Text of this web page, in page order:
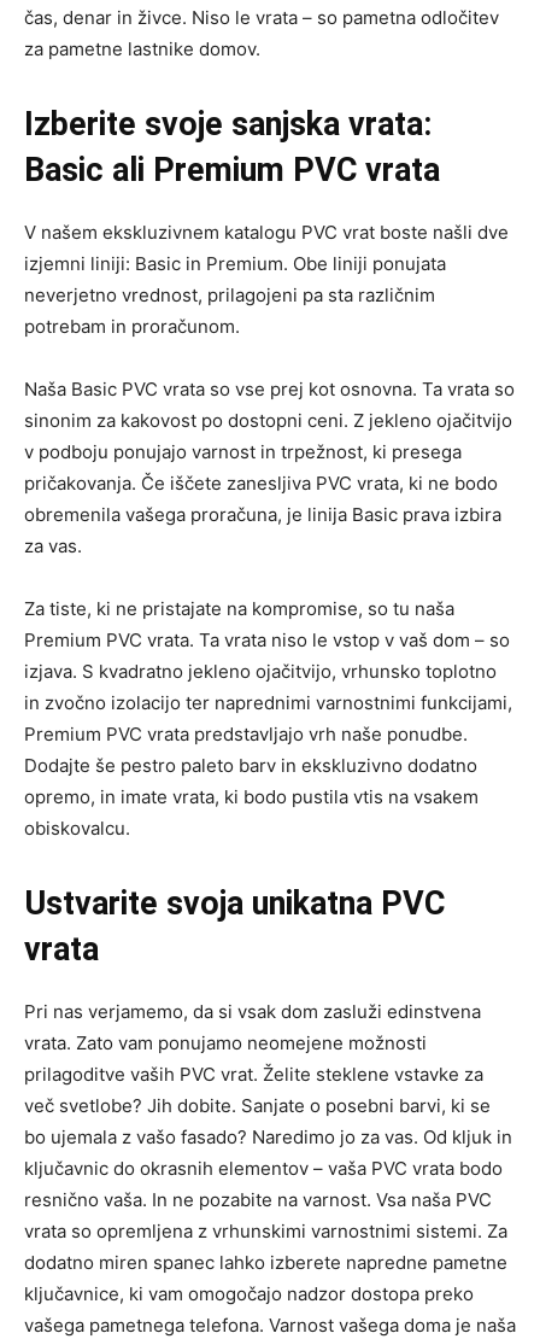
čas, denar in živce. Niso le vrata – so pametna odločitev
za pametne lastnike domov.
Izberite svoje sanjska vrata:
Basic ali Premium PVC vrata
V našem ekskluzivnem katalogu PVC vrat boste našli dve
izjemni liniji: Basic in Premium. Obe liniji ponujata
neverjetno vrednost, prilagojeni pa sta različnim
potrebam in proračunom.
Naša Basic PVC vrata so vse prej kot osnovna. Ta vrata so
sinonim za kakovost po dostopni ceni. Z jekleno ojačitvijo
v podboju ponujajo varnost in trpežnost, ki presega
pričakovanja. Če iščete zanesljiva PVC vrata, ki ne bodo
obremenila vašega proračuna, je linija Basic prava izbira
za vas.
Za tiste, ki ne pristajate na kompromise, so tu naša
Premium PVC vrata. Ta vrata niso le vstop v vaš dom – so
izjava. S kvadratno jekleno ojačitvijo, vrhunsko toplotno
in zvočno izolacijo ter naprednimi varnostnimi funkcijami,
Premium PVC vrata predstavljajo vrh naše ponudbe.
Dodajte še pestro paleto barv in ekskluzivno dodatno
opremo, in imate vrata, ki bodo pustila vtis na vsakem
obiskovalcu.
Ustvarite svoja unikatna PVC
vrata
Pri nas verjamemo, da si vsak dom zasluži edinstvena
vrata. Zato vam ponujamo neomejene možnosti
prilagoditve vaših PVC vrat. Želite steklene vstavke za
več svetlobe? Jih dobite. Sanjate o posebni barvi, ki se
bo ujemala z vašo fasado? Naredimo jo za vas. Od kljuk in
ključavnic do okrasnih elementov – vaša PVC vrata bodo
resnično vaša. In ne pozabite na varnost. Vsa naša PVC
vrata so opremljena z vrhunskimi varnostnimi sistemi. Za
dodatno miren spanec lahko izberete napredne pametne
ključavnice, ki vam omogočajo nadzor dostopa preko
vašega pametnega telefona. Varnost vašega doma je naša